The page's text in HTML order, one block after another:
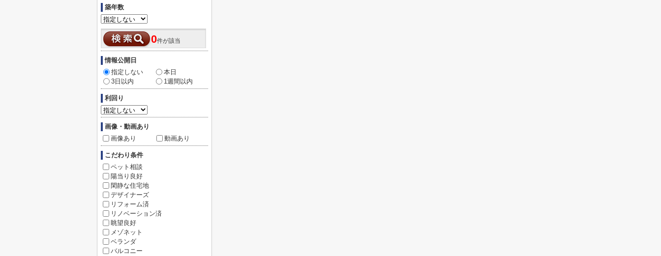
築年数
0件が該当
情報公開日
指定しない
本日
3日以内
1週間以内
利回り
画像・動画あり
画像あり
動画あり
こだわり条件
ペット相談
陽当り良好
閑静な住宅地
デザイナーズ
リフォーム済
リノベーション済
眺望良好
メゾネット
ベランダ
バルコニー